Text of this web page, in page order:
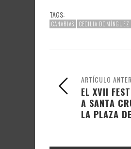
TAGS:
CANARIAS CECILIA DOMÍNGUEZ
ARTÍCULO
EL XVII
A SANTA
LA PLAZA